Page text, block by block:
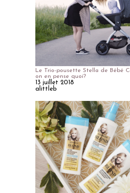
Le Trio-pousette Stella de Bébé
on en pense quoi?
13 juillet 2018
alittleb